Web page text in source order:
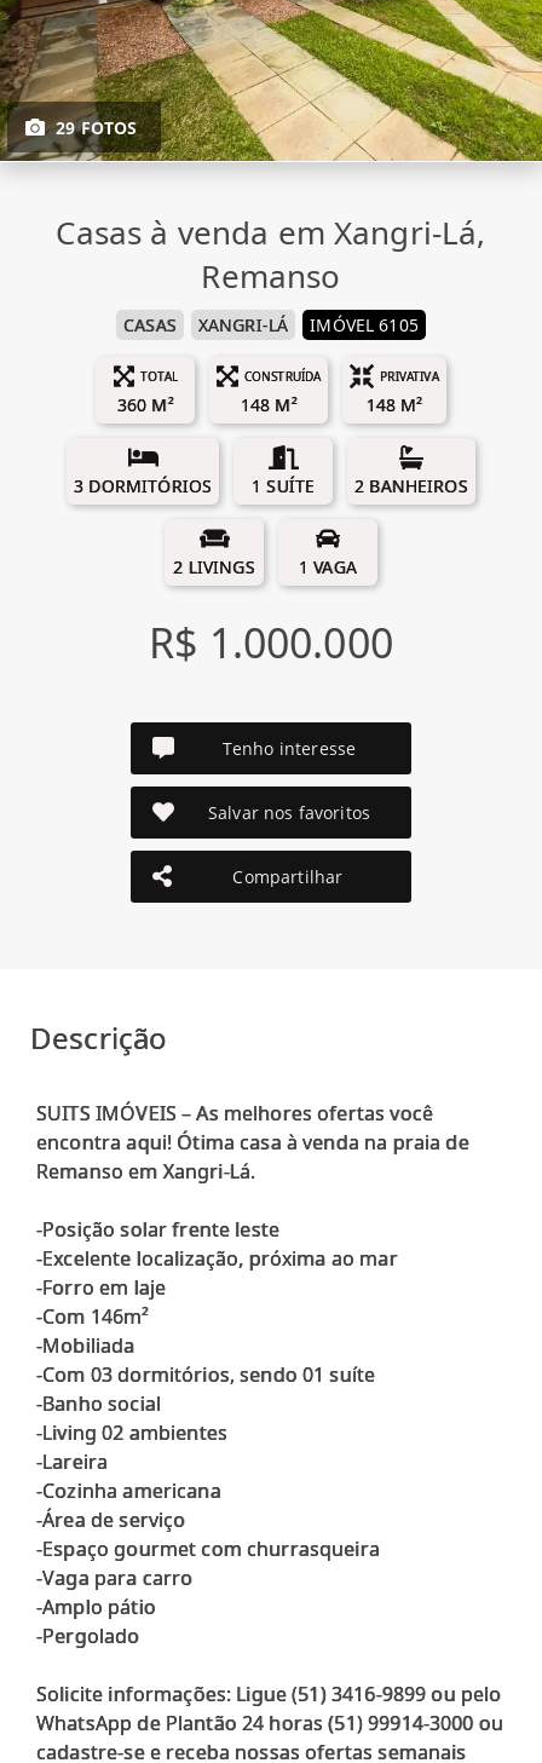
29 FOTOS
Casas à venda em Xangri-Lá,
Remanso
CASAS XANGRI-LÁ IMÓVEL 6105
TOTAL
360 M²
CONSTRUÍDA
148 M²
PRIVATIVA
148 M²
3 DORMITÓRIOS 1 SUÍTE 2 BANHEIROS
2 LIVINGS 1 VAGA
R$ 1.000.000
Tenho interesse
Salvar nos favoritos
Compartilhar
Descrição
SUITS IMÓVEIS – As melhores ofertas você
encontra aqui! Ótima casa à venda na praia de
Remanso em Xangri-Lá.
-Posição solar frente leste
-Excelente localização, próxima ao mar
-Forro em laje
-Com 146m²
-Mobiliada
-Com 03 dormitórios, sendo 01 suíte
-Banho social
-Living 02 ambientes
-Lareira
-Cozinha americana
-Área de serviço
-Espaço gourmet com churrasqueira
-Vaga para carro
-Amplo pátio
-Pergolado
Solicite informações: Ligue (51) 3416-9899 ou pelo
WhatsApp de Plantão 24 horas (51) 99914-3000 ou
cadastre-se e receba nossas ofertas semanais